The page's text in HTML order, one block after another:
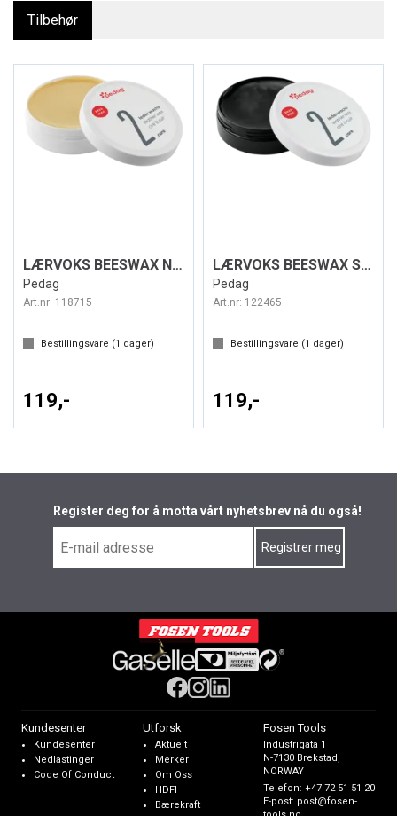
Tilbehør
LÆRVOKS BEESWAX NØYTRAL 100ml
Pedag
Art.nr: 118715
Bestillingsvare (1 dager)
119,-
LÆRVOKS BEESWAX SVART 100ml
Pedag
Art.nr: 122465
Bestillingsvare (1 dager)
119,-
Register deg for å motta vårt nyhetsbrev nå du også!
Kundesenter
Kundesenter
Nedlastinger
Code Of Conduct
Utforsk
Aktuelt
Merker
Om Oss
HDFI
Bærekraft
Fosen Tools
Industrigata 1
N-7130 Brekstad,
NORWAY
Telefon:+47 72 51 51 20
E-post: post@fosen-